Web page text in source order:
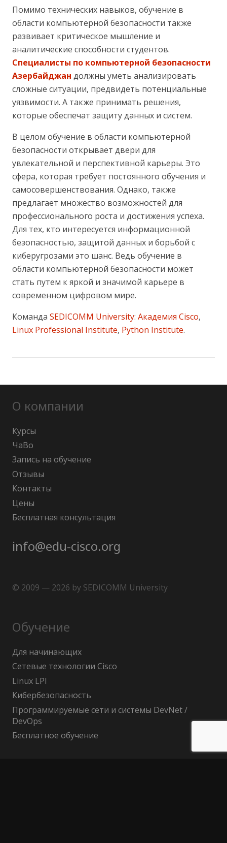
Помимо технических навыков, обучение в
области компьютерной безопасности также
развивает критическое мышление и
аналитические способности студентов.
Специалисты по компьютерной безопасности
Азербайджан должны уметь анализировать
сложные ситуации, предвидеть потенциальные
уязвимости. А также принимать решения,
которые обеспечат защиту данных и систем.
В целом обучение в области компьютерной
безопасности открывает двери для
увлекательной и перспективной карьеры. Это
сфера, которая требует постоянного обучения и
самосовершенствования. Однако, также
предлагает множество возможностей для
профессионального роста и достижения успеха.
Для тех, кто интересуется информационной
безопасностью, защитой данных и борьбой с
киберугрозами это шанс. Ведь обучение в
области компьютерной безопасности может
стать путем к яркой и значимой карьере в
современном цифровом мире.
Команда SEDICOMM University: Академия Cisco,
Linux Professional Institute, Python Institute.
О компании
Курсы
ЧаВо
Запись на обучение
Отзывы
Контакты
Цены
Бесплатная консультация
info@edu-cisco.org
© 2009 — 2026 by SEDICOMM University
Обучение
Для начинающих
Сетевые технологии Cisco
Linux LPI
Кибербезопасность
Программируемые сети и системы DevNet /
DevOps
Бесплатное обучение